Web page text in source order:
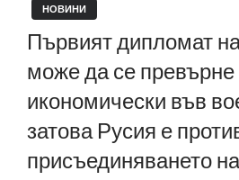
НОВИНИ
Първият дипломат
може да се превърне
икономически във
затова Русия е
присъединяването